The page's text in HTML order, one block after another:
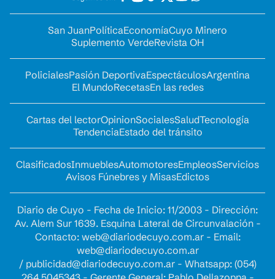
San JuanPolíticaEconomíaCuyo Minero
Suplemento VerdeRevista OH
PolicialesPasión DeportivaEspectáculosArgentina
El MundoRecetasEn las redes
Cartas del lectorOpinionSocialesSaludTecnología
TendenciaEstado del tránsito
ClasificadosInmueblesAutomotoresEmpleosServicios
Avisos Fúnebres y MisasEdictos
Diario de Cuyo - Fecha de Inicio: 11/2003 - Dirección:
Av. Alem Sur 1639. Esquina Lateral de Circunvalación -
Contacto: web@diariodecuyo.com.ar- Email:
web@diariodecuyo.com.ar
/ publicidad@diariodecuyo.com.ar- Whatsapp: (054)